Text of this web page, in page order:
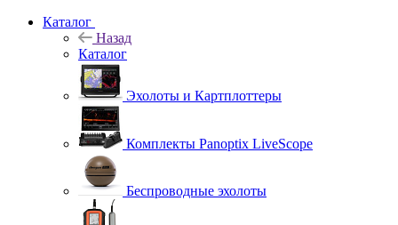
Каталог
Назад
Каталог
Эхолоты и Картплоттеры
Комплекты Panoptix LiveScope
Беспроводные эхолоты